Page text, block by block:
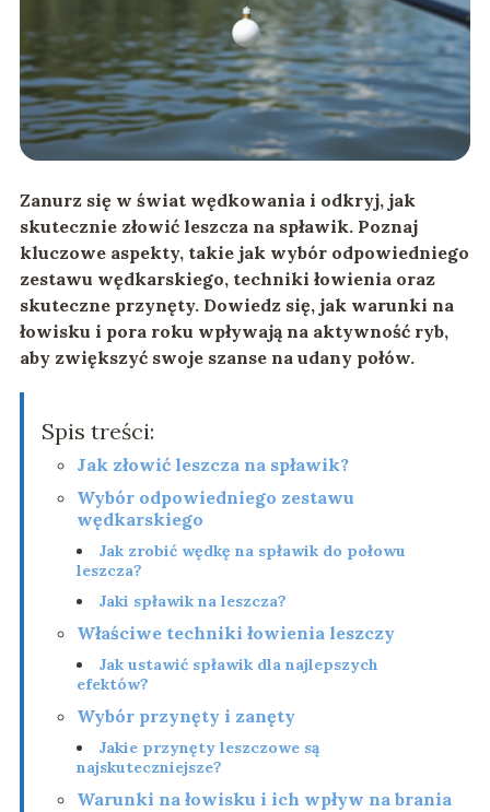
Zanurz się w świat wędkowania i odkryj, jak
skutecznie złowić leszcza na spławik. Poznaj
kluczowe aspekty, takie jak wybór odpowiedniego
zestawu wędkarskiego, techniki łowienia oraz
skuteczne przynęty. Dowiedz się, jak warunki na
łowisku i pora roku wpływają na aktywność ryb,
aby zwiększyć swoje szanse na udany połów.
Spis treści:
Jak złowić leszcza na spławik?
Wybór odpowiedniego zestawu
wędkarskiego
Jak zrobić wędkę na spławik do połowu
leszcza?
Jaki spławik na leszcza?
Właściwe techniki łowienia leszczy
Jak ustawić spławik dla najlepszych
efektów?
Wybór przynęty i zanęty
Jakie przynęty leszczowe są
najskuteczniejsze?
Warunki na łowisku i ich wpływ na brania